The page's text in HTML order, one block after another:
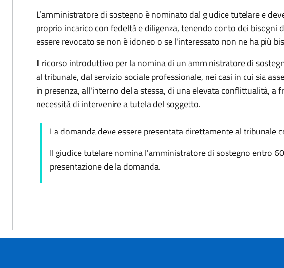
L’amministratore di sostegno è nominato dal giudice tutelare e
proprio incarico con fedeltà e diligenza, tenendo conto dei bisogni
essere revocato se non è idoneo o se l'interessato non ne ha più
Il ricorso introduttivo per la nomina di un amministratore di
al tribunale, dal servizio sociale professionale, nei casi in cui sia
in presenza, all'interno della stessa, di una elevata conflittualità, a
necessità di intervenire a tutela del soggetto.
La domanda deve essere presentata direttamente al tribunale
Il giudice tutelare nomina l'amministratore di sostegno entro
presentazione della domanda.